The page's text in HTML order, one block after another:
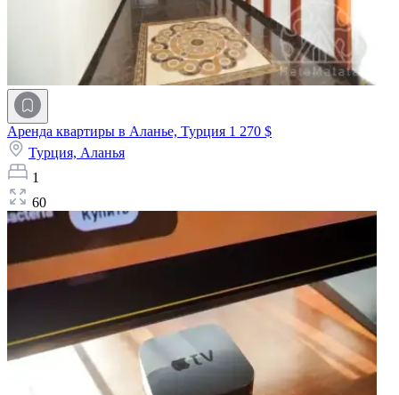
Аренда квартиры в Аланье, Турция 1 270 $
Турция, Аланья
1
60